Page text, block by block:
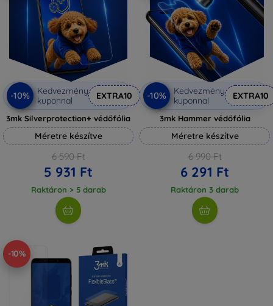
-10%
Kedvezmény
kuponnal
EXTRA10
3mk Silverprotection+ védőfólia
Méretre készítve
6 590 Ft
5 931 Ft
Raktáron > 5 darab
-10%
Kedvezmény
kuponnal
EXTRA10
3mk Hammer védőfólia
Méretre készítve
6 990 Ft
6 291 Ft
Raktáron 3 darab
-10%